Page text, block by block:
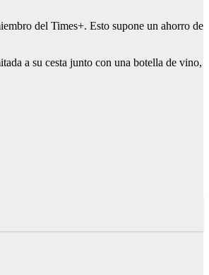
del Times+. Esto supone un ahorro de
a su cesta junto con una botella de vino,